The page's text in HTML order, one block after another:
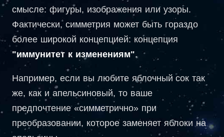
смысле: фигуры, изображения или узоры.
Фактически, симметрия может быть гораздо
более широкой концепцией: концепция
"иммунитет к изменениям".
Например, если вы любите яблочный сок так
же, как и апельсиновый, то ваше
предпочтение «симметрично» при
преобразовании, которое заменяет яблоки на